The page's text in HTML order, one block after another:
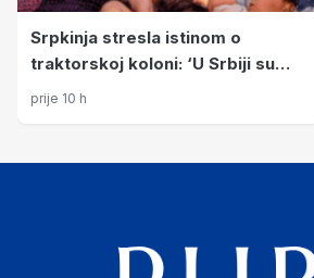
Srpkinja stresla istinom o
traktorskoj koloni: ‘U Srbiji su
gladne krajišnike ganjali kao
prije 10 h